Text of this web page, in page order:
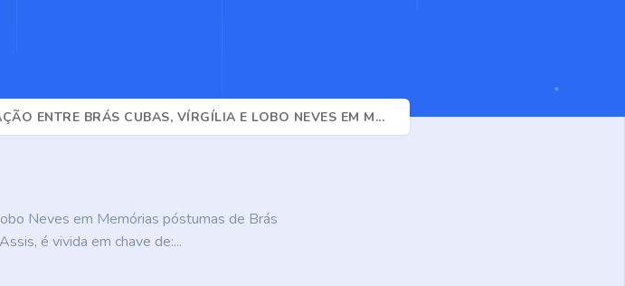
ENTRE BRÁS CUBAS, VÍRGÍLIA E LOBO NEVES EM M...
Neves em Memórias póstumas de Brás
é vivida em chave de:...